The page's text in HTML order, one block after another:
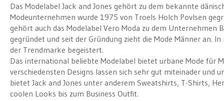
Das Modelabel Jack and Jones gehört zu dem bekannte
Modeunternehmen wurde 1975 von Troels Holch Povlsen
gehört auch das Modelabel Vero Moda zu dem Unternehmen
gegründet und seit der Gründung zieht die Mode Männer an.
der Trendmarke begeistert.
Das international beliebte Modelabel bietet urbane Mode für
verschiedensten Designs lassen sich sehr gut miteinader und
bietet Jack and Jones unter anderem Sweatshirts, T-Shirts,
coolen Looks bis zum Business Outfit.